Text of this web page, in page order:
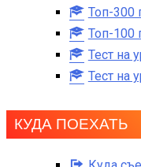
Топ-300
Топ-100
Тест на
Тест на
КУДА ПОЕХАТЬ